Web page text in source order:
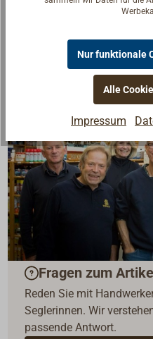
Fragen zum
Reden Sie mit
Seglerinnen. Wir
passende Antwort.
Nur funktionale
Alle
Impressum